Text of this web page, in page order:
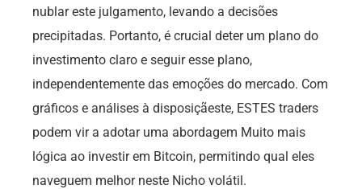
nublar este julgamento, levando a decisões
precipitadas. Portanto, é crucial deter um plano do
investimento claro e seguir esse plano,
independentemente das emoções do mercado. Com
gráficos e análises à disposiçãeste, ESTES traders
podem vir a adotar uma abordagem Muito mais
lógica ao investir em Bitcoin, permitindo qual eles
naveguem melhor neste Nicho volátil.